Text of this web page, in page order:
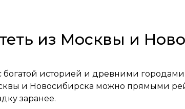
из Москвы и
богатой историей и древними
и Новосибирска можно прямыми
заранее.